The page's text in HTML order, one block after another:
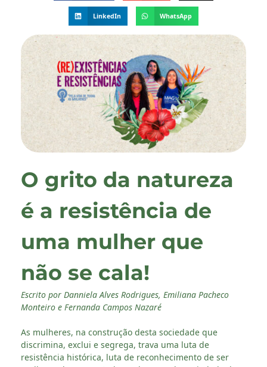
LinkedIn WhatsApp
O grito da natureza
é a resistência de
uma mulher que
não se cala!
Escrito por Danniela Alves Rodrigues, Emiliana Pacheco
Monteiro e Fernanda Campos Nazaré
As mulheres, na construção desta sociedade que
discrimina, exclui e segrega, trava uma luta de
resistência histórica, luta de reconhecimento de ser